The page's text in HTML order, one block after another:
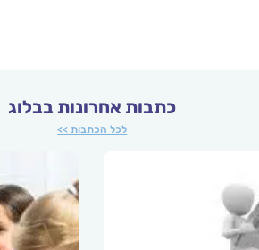
כתבות אחרונות בבלוג
לכל הכתבות >>